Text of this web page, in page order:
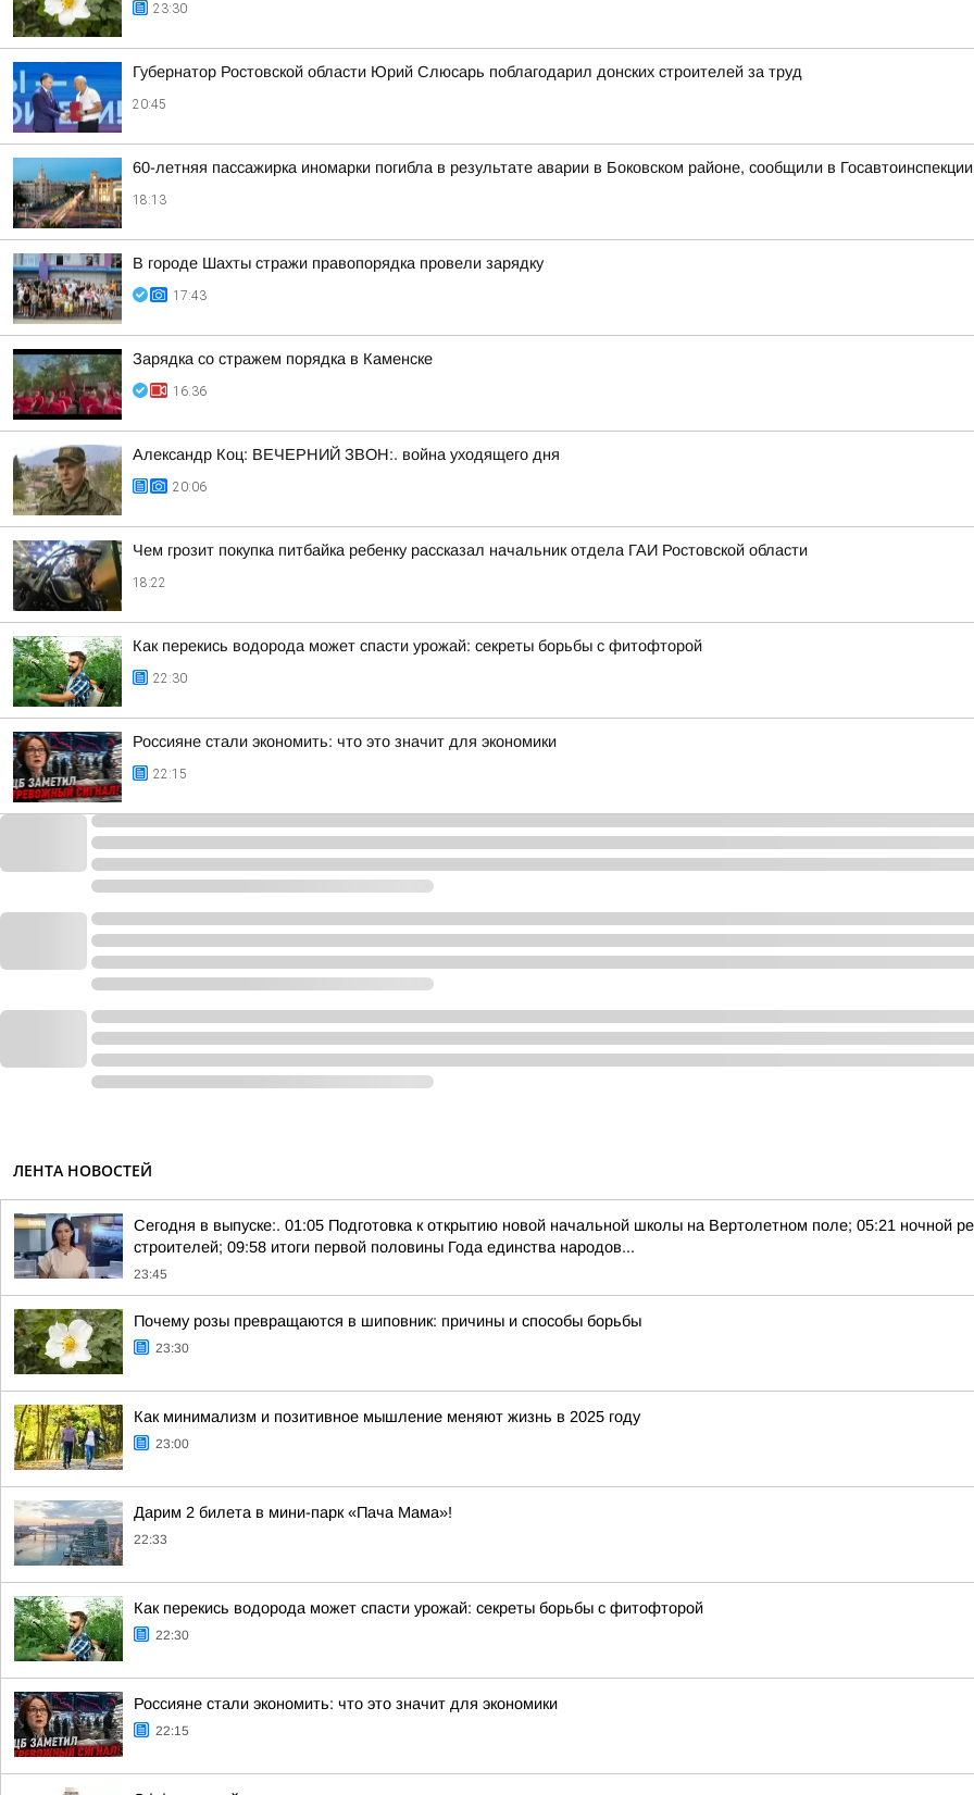
23:30
Губернатор Ростовской области Юрий Слюсарь поблагодарил донских строителей за труд
20:45
60-летняя пассажирка иномарки погибла в результате аварии в Боковском районе, сообщили в
18:13
В городе Шахты стражи правопорядка провели зарядку
17:43
Зарядка со стражем порядка в Каменске
16:36
Александр Коц: ВЕЧЕРНИЙ ЗВОН:. война уходящего дня
20:06
Чем грозит покупка питбайка ребенку рассказал начальник отдела ГАИ Ростовской области
18:22
Как перекись водорода может спасти урожай: секреты борьбы с фитофторой
22:30
Россияне стали экономить: что это значит для экономики
22:15
ЛЕНТА НОВОСТЕЙ
Сегодня в выпуске:. 01:05 Подготовка к открытию новой начальной школы на Вертолетном поле; 05:21 ночной
строителей; 09:58 итоги первой половины Года единства народов...
23:45
Почему розы превращаются в шиповник: причины и способы борьбы
23:30
Как минимализм и позитивное мышление меняют жизнь в 2025 году
23:00
Дарим 2 билета в мини-парк «Пача Мама»!
22:33
Как перекись водорода может спасти урожай: секреты борьбы с фитофторой
22:30
Россияне стали экономить: что это значит для экономики
22:15